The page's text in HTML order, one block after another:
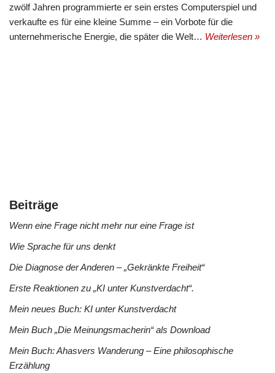
zwölf Jahren programmierte er sein erstes Computerspiel und
verkaufte es für eine kleine Summe – ein Vorbote für die
unternehmerische Energie, die später die Welt… Weiterlesen »
Beiträge
Wenn eine Frage nicht mehr nur eine Frage ist
Wie Sprache für uns denkt
Die Diagnose der Anderen – „Gekränkte Freiheit“
Erste Reaktionen zu „KI unter Kunstverdacht“.
Mein neues Buch: KI unter Kunstverdacht
Mein Buch „Die Meinungsmacherin“ als Download
Mein Buch: Ahasvers Wanderung – Eine philosophische
Erzählung